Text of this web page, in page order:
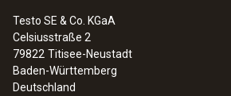
Testo SE & Co. KGaA
Celsiusstraße 2
79822 Titisee-Neustadt
Baden-Württemberg
Deutschland